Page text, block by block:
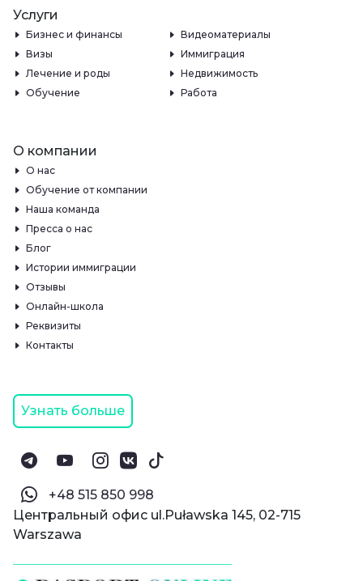
Услуги
Бизнес и финансы
Видеоматериалы
Визы
Иммиграция
Лечение и роды
Недвижимость
Обучение
Работа
О компании
О нас
Обучение от компании
Наша команда
Пресса о нас
Блог
Истории иммиграции
Отзывы
Онлайн-школа
Реквизиты
Контакты
Узнать больше
‪+48 515 850 998‬
Центральный офис ul.Puławska 145, 02-715
Warszawa